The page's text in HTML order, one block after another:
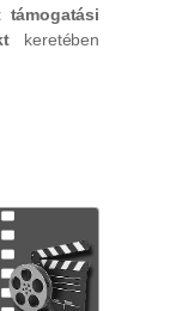
támogatási
keretében